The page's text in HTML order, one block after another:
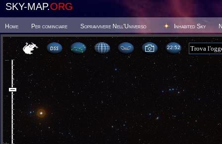
SKY-MAP.ORG
Home Per cominciare Sopravvivere Nell'Universo Inhabited Sky
22:52